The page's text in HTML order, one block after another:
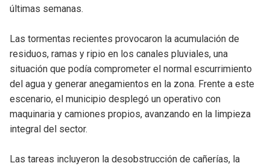
últimas semanas.
Las tormentas recientes provocaron la acumulación de
residuos, ramas y ripio en los canales pluviales, una
situación que podía comprometer el normal escurrimiento
del agua y generar anegamientos en la zona. Frente a este
escenario, el municipio desplegó un operativo con
maquinaria y camiones propios, avanzando en la limpieza
integral del sector.
Las tareas incluyeron la desobstrucción de cañerías, la